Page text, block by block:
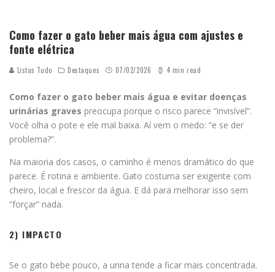
Como fazer o gato beber mais água com ajustes e
fonte elétrica
Listas Tudo Destaques 07/02/2026 4 min read
Como fazer o gato beber mais água e evitar doenças
urinárias graves preocupa porque o risco parece “invisível”.
Você olha o pote e ele mal baixa. Aí vem o medo: “e se der
problema?”.
Na maioria dos casos, o caminho é menos dramático do que
parece. É rotina e ambiente. Gato costuma ser exigente com
cheiro, local e frescor da água. E dá para melhorar isso sem
“forçar” nada.
2) IMPACTO
Se o gato bebe pouco, a urina tende a ficar mais concentrada.